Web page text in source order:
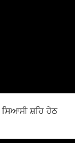
ਸਿਆਸੀ ਸ਼ਹਿ ਹੇਠ